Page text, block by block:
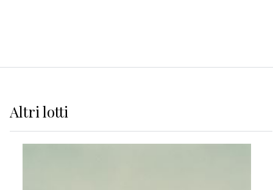
Altrilotti